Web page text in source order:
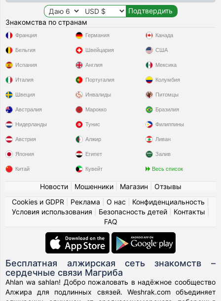
Знакомства по странам
Франция
Бельгия
Испания
Италия
Швеция
Германия
Швейцария
Англия
Португалия
Инвалиды
Канада
США
Мексика
Колумбия
Питомцы
Австралия
Нидерланды
Австрия
Япония
Китай
Марокко
Тунис
Алжир
Египет
Кувейт
Бразилия
Филиппины
Ливан
Залив
Весь список
Новости| Мошенники| Магазин
Отзывы
Cookies и GDPR
Реклама О нас Конфиденциальность
Условия использования
Безопасность детей| Контакты
FAQ
Бесплатная алжирская сеть знакомств –
сердечные связи Магриба
Ahlan wa sahlan! Добро пожаловать в надёжное сообщество
Алжира для подлинных связей. Weshrak.com объединяет